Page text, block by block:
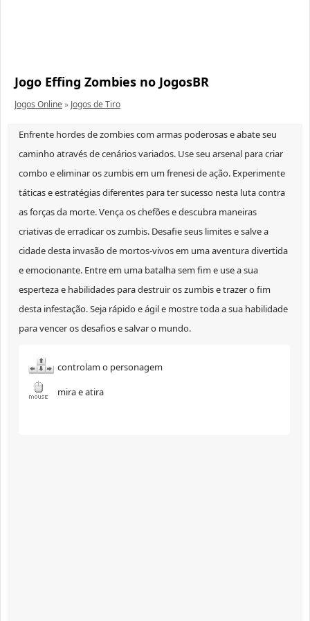
Jogo Effing Zombies no JogosBR
Jogos Online» Jogos de Tiro
Enfrente hordes de zombies com armas poderosas e abate seu
caminho através de cenários variados. Use seu arsenal para criar
combo e eliminar os zumbis em um frenesi de ação. Experimente
táticas e estratégias diferentes para ter sucesso nesta luta contra
as forças da morte. Vença os chefões e descubra maneiras
criativas de erradicar os zumbis. Desafie seus limites e salve a
cidade desta invasão de mortos-vivos em uma aventura divertida
e emocionante. Entre em uma batalha sem fim e use a sua
esperteza e habilidades para destruir os zumbis e trazer o fim
desta infestação. Seja rápido e ágil e mostre toda a sua habilidade
para vencer os desafios e salvar o mundo.
controlam o personagem
mira e atira